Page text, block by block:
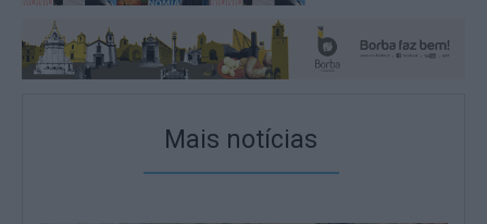
Mais notícias